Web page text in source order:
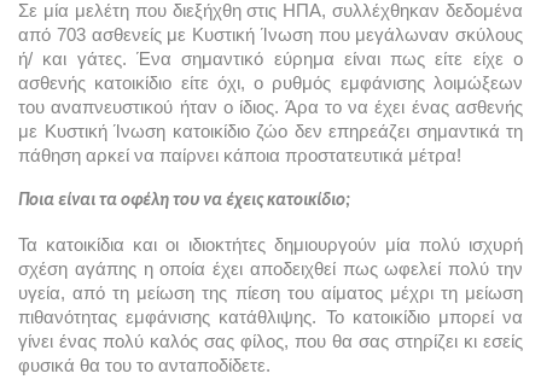
Σε μία μελέτη που διεξήχθη στις ΗΠΑ, συλλέχθηκαν δεδομένα
από 703 ασθενείς με Κυστική Ίνωση που μεγάλωναν σκύλους
ή/ και γάτες. Ένα σημαντικό εύρημα είναι πως είτε είχε ο
ασθενής κατοικίδιο είτε όχι, ο ρυθμός εμφάνισης λοιμώξεων
του αναπνευστικού ήταν ο ίδιος. Άρα το να έχει ένας ασθενής
με Κυστική Ίνωση κατοικίδιο ζώο δεν επηρεάζει σημαντικά τη
πάθηση αρκεί να παίρνει κάποια προστατευτικά μέτρα!
Ποια είναι τα οφέλη του να έχεις κατοικίδιο;
Τα κατοικίδια και οι ιδιοκτήτες δημιουργούν μία πολύ ισχυρή
σχέση αγάπης η οποία έχει αποδειχθεί πως ωφελεί πολύ την
υγεία, από τη μείωση της πίεση του αίματος μέχρι τη μείωση
πιθανότητας εμφάνισης κατάθλιψης. Το κατοικίδιο μπορεί να
γίνει ένας πολύ καλός σας φίλος, που θα σας στηρίζει κι εσείς
φυσικά θα του το ανταποδίδετε.